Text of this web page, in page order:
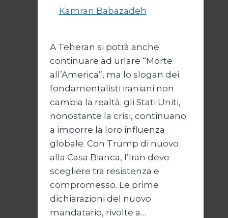
Kamran Babazadeh
A Teheran si potrà anche
continuare ad urlare “Morte
all’America”, ma lo slogan dei
fondamentalisti iraniani non
cambia la realtà: gli Stati Uniti,
nonostante la crisi, continuano
a imporre la loro influenza
globale. Con Trump di nuovo
alla Casa Bianca, l’Iran deve
scegliere tra resistenza e
compromesso. Le prime
dichiarazioni del nuovo
mandatario, rivolte a…